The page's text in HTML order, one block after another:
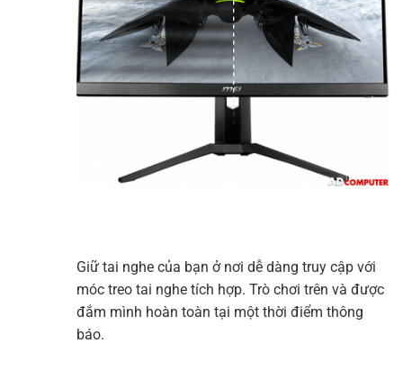
Giữ tai nghe của bạn ở nơi dễ dàng truy cập với
móc treo tai nghe tích hợp. Trò chơi trên và được
đắm mình hoàn toàn tại một thời điểm thông
báo.